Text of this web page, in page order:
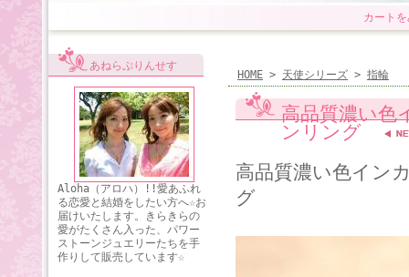
カート
あねらぷりんせす
Aloha（アロハ）!!愛あふれ
る恋愛と結婚をしたい方へ☆お
届けいたします。きらきらの
愛がたくさん入った、パワー
ストーンジュエリーたちを手
作りして販売しています☆
HOME > 天使シリーズ > 指輪
高品質濃い色
ンリング
高品質濃い色イン
グ